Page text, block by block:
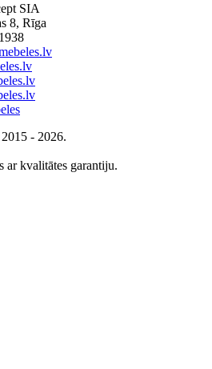
SIA
8, Rīga
- 2026.
ar kvalitātes garantiju.